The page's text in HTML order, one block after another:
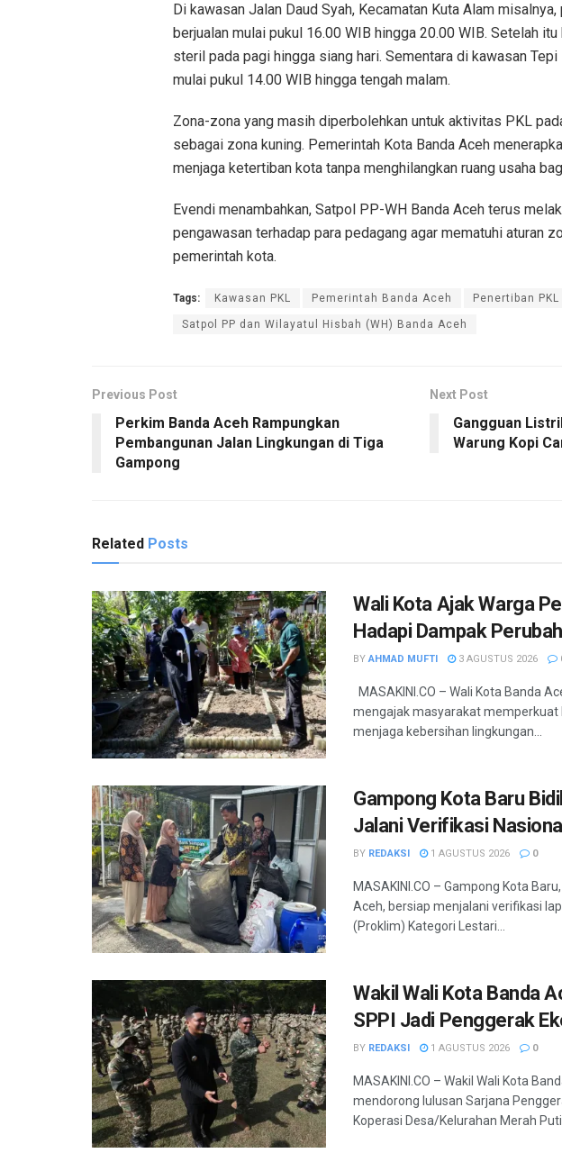
Di kawasan Jalan Daud Syah, Kecamatan Kuta Alam
berjualan mulai pukul 16.00 WIB hingga 20.00 WIB. Setelah
steril pada pagi hingga siang hari. Sementara di kawasan
mulai pukul 14.00 WIB hingga tengah malam.
Zona-zona yang masih diperbolehkan untuk aktivitas PKL
sebagai zona kuning. Pemerintah Kota Banda Aceh
menjaga ketertiban kota tanpa menghilangkan ruang usaha
Evendi menambahkan, Satpol PP-WH Banda Aceh terus
pengawasan terhadap para pedagang agar mematuhi aturan
pemerintah kota.
Tags: Kawasan PKL Pemerintah Banda Aceh Penertiban PKL
Satpol PP dan Wilayatul Hisbah (WH) Banda Aceh
Previous Post
Perkim Banda Aceh Rampungkan
Pembangunan Jalan Lingkungan di Tiga
Gampong
Next Post
Gangguan
Warung Kopi
Related Posts
Wali Kota Ajak Warga
Hadapi Dampak
BY AHMAD MUFTI 3 AGUSTUS 2026
MASAKINI.CO – Wali Kota Banda
mengajak masyarakat
menjaga kebersihan lingkungan...
Gampong Kota Baru
Jalani Verifikasi
BY REDAKSI 1 AGUSTUS 2026 0
MASAKINI.CO – Gampong Kota
Aceh, bersiap menjalani verifikasi
(Proklim) Kategori Lestari...
Wakil Wali Kota Banda
SPPI Jadi Penggerak
BY REDAKSI 1 AGUSTUS 2026 0
MASAKINI.CO – Wakil Wali Kota
mendorong lulusan Sarjana
Koperasi Desa/Kelurahan Merah